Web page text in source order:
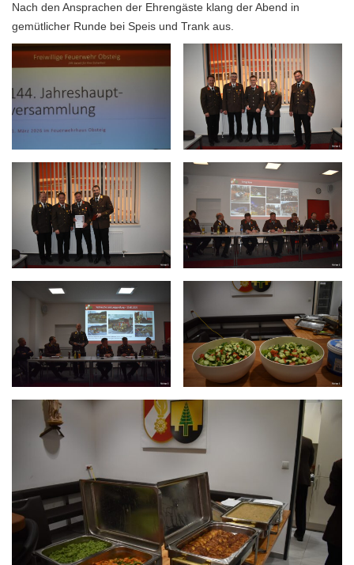
Nach den Ansprachen der Ehrengäste klang der Abend in
gemütlicher Runde bei Speis und Trank aus.